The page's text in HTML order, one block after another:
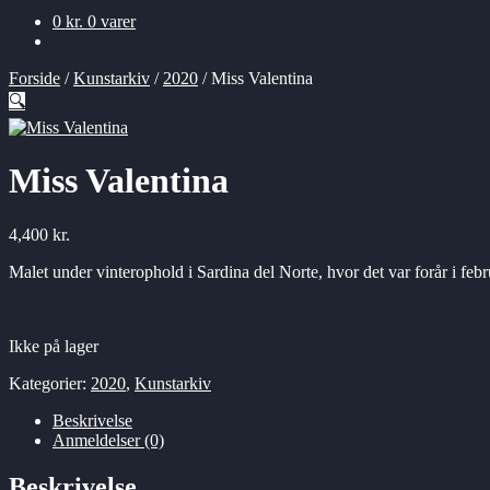
0 kr. 0 varer
Forside /Kunstarkiv / 2020 /Miss Valentina
🔍
Miss Valentina
4,400 kr.
Malet under vinterophold i Sardina del Norte, hvor det var forår i
Ikke på lager
Kategorier: 2020, Kunstarkiv
Beskrivelse
Anmeldelser (0)